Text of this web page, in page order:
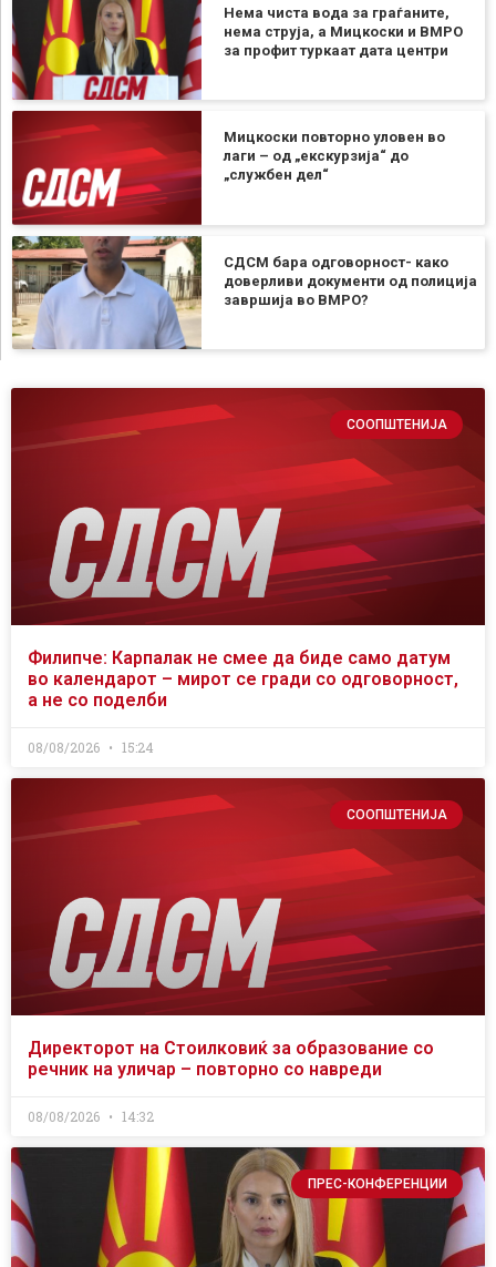
Нема чиста вода за граѓаните,
нема струја, а Мицкоски и ВМРО
за профит туркаат дата центри
Мицкоски повторно уловен во
лаги – од „екскурзија“ до
„службен дел“
СДСМ бара одговорност- како
доверливи документи од полиција
завршија во ВМРО?
СООПШТЕНИЈА
Филипче: Карпалак не смее да биде само датум
во календарот – мирот се гради со одговорност,
а не со поделби
08/08/2026 15:24
СООПШТЕНИЈА
Директорот на Стоилковиќ за образование со
речник на уличар – повторно со навреди
08/08/2026 14:32
ПРЕС-КОНФЕРЕНЦИИ